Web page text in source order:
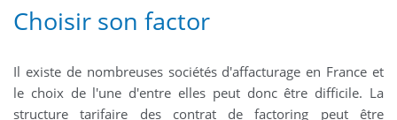
Choisir son factor
Il existe de nombreuses sociétés d'affacturage en France et
le choix de l'une d'entre elles peut donc être difficile. La
structure tarifaire des contrat de factoring peut être